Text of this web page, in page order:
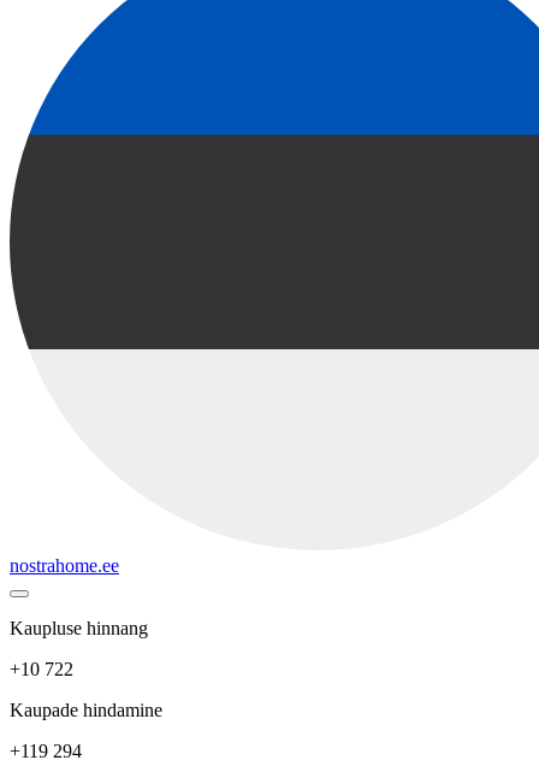
nostrahome.ee
Kaupluse hinnang
+10 722
Kaupade hindamine
+119 294